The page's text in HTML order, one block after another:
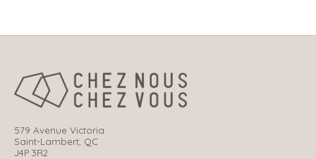
579 Avenue Victoria
Saint-Lambert, QC
J4P 3R2